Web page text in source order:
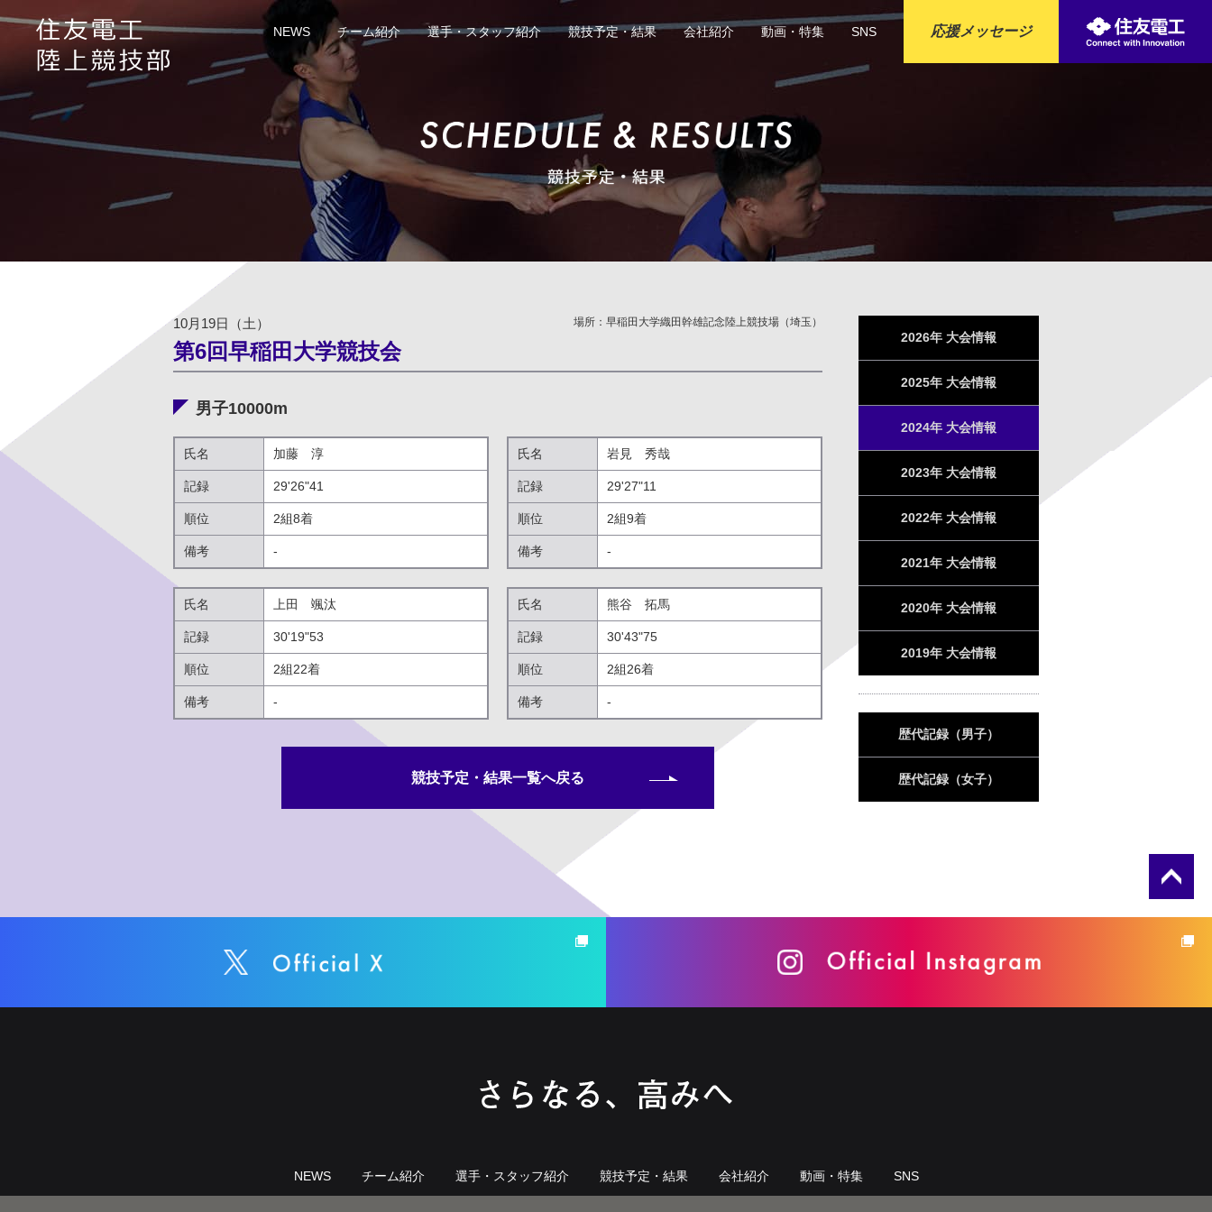
NEWS チーム紹介 選手・スタッフ紹介 競技予定・結果 会社紹介 動画・特集 SNS 応援メッセージ
10月19日（土）
第6回早稲田大学競技会
場所：早稲田大学織田幹雄記念陸上競技場（埼玉）
男子10000m
氏名 加藤 淳
記録 29'26"41
順位 2組8着
備考 -
氏名 岩見 秀哉
記録 29'27"11
順位 2組9着
備考 -
氏名 上田 颯汰
記録 30'19"53
順位 2組22着
備考 -
氏名 熊谷 拓馬
記録 30'43"75
順位 2組26着
備考 -
競技予定・結果一覧へ戻る
2026年 大会情報
2025年 大会情報
2024年 大会情報
2023年 大会情報
2022年 大会情報
2021年 大会情報
2020年 大会情報
2019年 大会情報
歴代記録（男子）
歴代記録（女子）
応援メッセージは、Webサイト情報で公開させていただくことがございます。
個人情報の記載は避けていただきますようお願いいたします。
公開の際、当社の判断で個人情報に当たる記載内容を一部編集させていただく場合がございます。
公開の有無に関わらず、お送りいただきました応援メッセージはすべて拝見しております。
NEWS チーム紹介 選手・スタッフ紹介 競技予定・結果 会社紹介 動画・特集 SNS